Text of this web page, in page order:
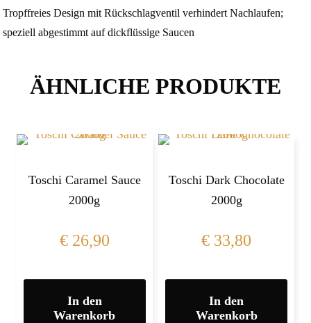
Tropffreies Design mit Rückschlagventil verhindert Nachlaufen;
speziell abgestimmt auf dickflüssige Saucen
ÄHNLICHE PRODUKTE
Toschi Caramel Sauce
2000g
€26,90
In den
Warenkorb
Toschi Dark Chocolate
2000g
€ 33,80
In den
Warenkorb